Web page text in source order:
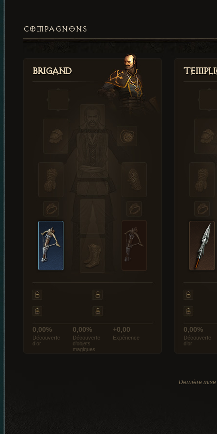
COMPAGNONS
Brigand
0,00%
Découverte
d’or
0,00%
Découverte
d’objets
magiques
+0,00
Expérience
0,00%
Découverte
d’or
Dernière